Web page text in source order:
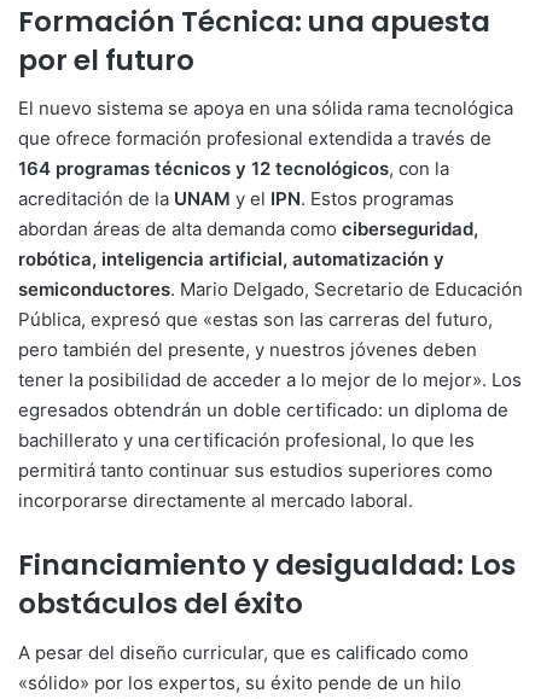
Formación Técnica: una apuesta
por el futuro
El nuevo sistema se apoya en una sólida rama tecnológica
que ofrece formación profesional extendida a través de
164 programas técnicos y 12 tecnológicos, con la
acreditación de la UNAM y el IPN. Estos programas
abordan áreas de alta demanda como ciberseguridad,
robótica, inteligencia artificial, automatización y
semiconductores. Mario Delgado, Secretario de Educación
Pública, expresó que «estas son las carreras del futuro,
pero también del presente, y nuestros jóvenes deben
tener la posibilidad de acceder a lo mejor de lo mejor». Los
egresados obtendrán un doble certificado: un diploma de
bachillerato y una certificación profesional, lo que les
permitirá tanto continuar sus estudios superiores como
incorporarse directamente al mercado laboral.
Financiamiento y desigualdad: Los
obstáculos del éxito
A pesar del diseño curricular, que es calificado como
«sólido» por los expertos, su éxito pende de un hilo